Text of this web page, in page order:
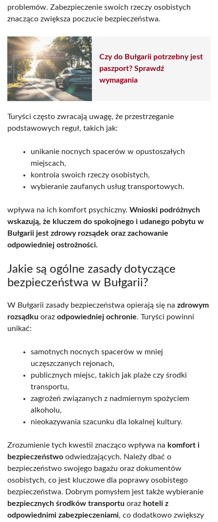
problemów. Zabezpieczenie swoich rzeczy osobistych
znacząco zwiększa poczucie bezpieczeństwa.
Czy do Bułgarii potrzebny jest
paszport? Sprawdź
wymagania
Turyści często zwracają uwagę, że przestrzeganie
podstawowych reguł, takich jak:
unikanie nocnych spacerów w opustoszałych
miejscach,
kontrola swoich rzeczy osobistych,
wybieranie zaufanych usług transportowych.
wpływa na ich komfort psychiczny. Wnioski podróżnych
wskazują, że kluczem do spokojnego i udanego pobytu w
Bułgarii jest zdrowy rozsądek oraz zachowanie
odpowiedniej ostrożności.
Jakie są ogólne zasady dotyczące
bezpieczeństwa w Bułgarii?
W Bułgarii zasady bezpieczeństwa opierają się na zdrowym
rozsądku oraz odpowiedniej ochronie. Turyści powinni
unikać:
samotnych nocnych spacerów w mniej
uczęszczanych rejonach,
publicznych miejsc, takich jak plaże czy środki
transportu,
zagrożeń związanych z nadmiernym spożyciem
alkoholu,
nieokazywania szacunku dla lokalnej kultury.
Zrozumienie tych kwestii znacząco wpływa na komfort i
bezpieczeństwo odwiedzających. Należy dbać o
bezpieczeństwo swojego bagażu oraz dokumentów
osobistych, co jest kluczowe dla poprawy osobistego
bezpieczeństwa. Dobrym pomysłem jest także wybieranie
bezpiecznych środków transportu oraz hoteli z
odpowiednimi zabezpieczeniami, co dodatkowo zwiększy